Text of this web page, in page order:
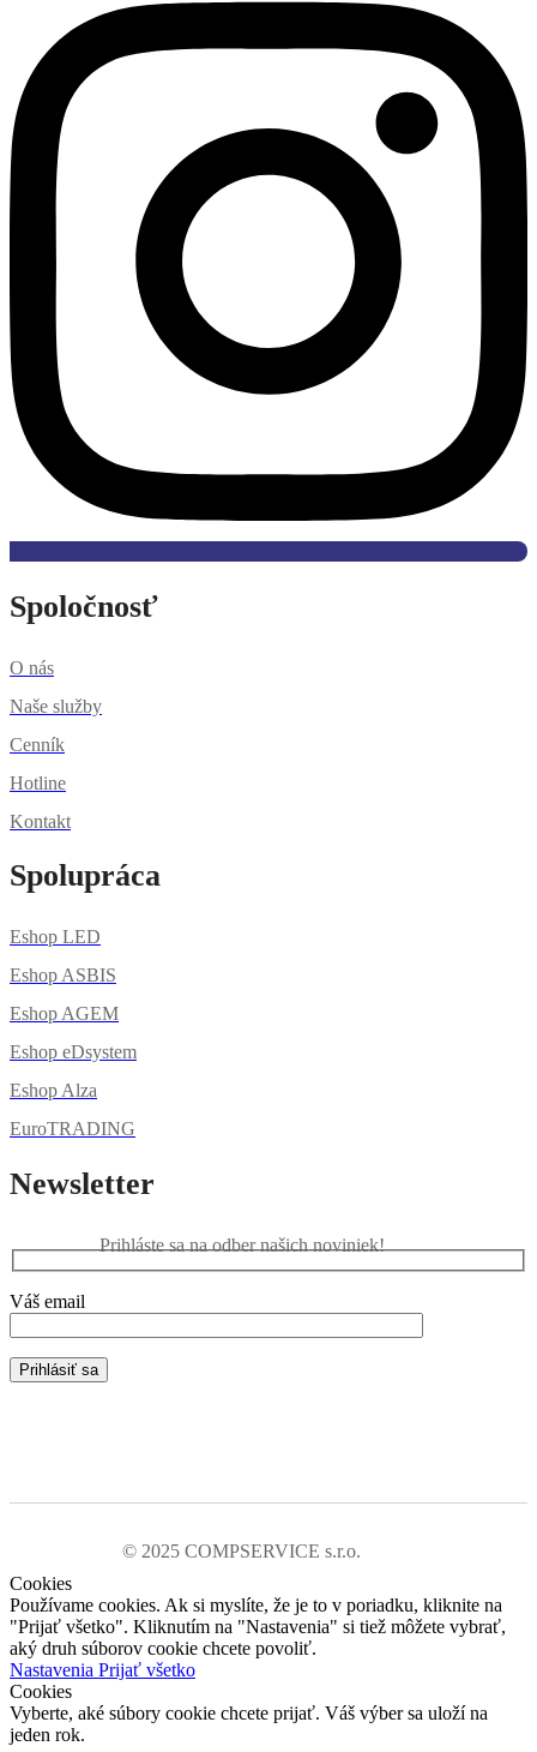
Spoločnosť
O nás
Naše služby
Cenník
Hotline
Kontakt
Spolupráca
Eshop LED
Eshop ASBIS
Eshop AGEM
Eshop eDsystem
Eshop Alza
EuroTRADING
Newsletter
Prihláste sa na odber našich noviniek!
Váš email
© 2025 COMPSERVICE s.r.o.
Cookies
Používame cookies. Ak si myslíte, že je to v poriadku, kliknite na
"Prijať všetko". Kliknutím na "Nastavenia" si tiež môžete vybrať,
aký druh súborov cookie chcete povoliť.
Nastavenia Prijať všetko
Cookies
Vyberte, aké súbory cookie chcete prijať. Váš výber sa uloží na
jeden rok.